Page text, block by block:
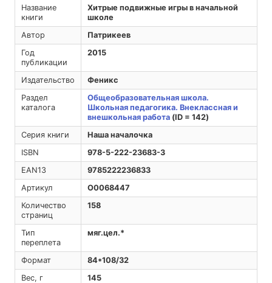
Название
книги
Хитрые подвижные игры в начальной
школе
Автор
Патрикеев
Год
публикации
2015
Издательство
Феникс
Раздел
каталога
Общеобразовательная школа.
Школьная педагогика. Внеклассная и
внешкольная работа(ID = 142)
Серия книги
Наша началочка
ISBN
978-5-222-23683-3
EAN13
9785222236833
Артикул
O0068447
Количество
страниц
158
Тип
переплета
мяг.цел.*
Формат
84*108/32
Вес, г
145